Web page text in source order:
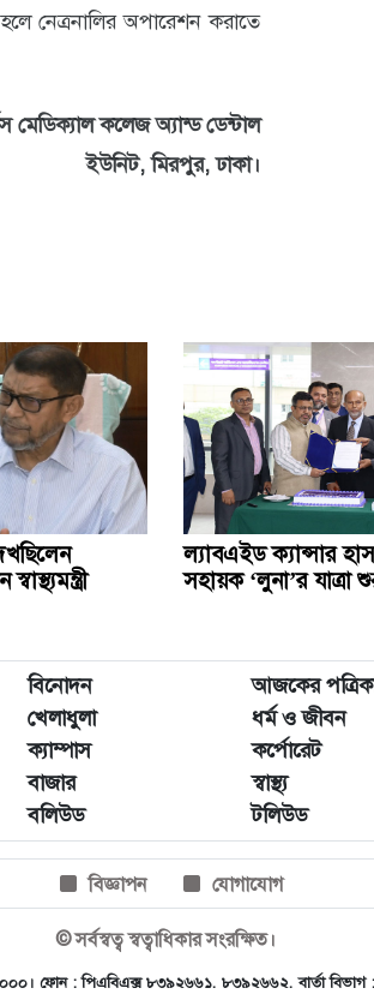
নেত্রনালির অপারেশন করাতে
মেডিক্যাল কলেজ অ্যান্ড ডেন্টাল
ইউনিট, মিরপুর, ঢাকা।
ল্যাবএইড ক্যান্সার
সহায়ক ‘লুনা’র যাত্রা
বিনোদন আজকের
খেলাধুলা ধর্ম ও জীবন
ক্যাম্পাস কর্পোরেট
বাজার স্বাস্থ্য
বলিউড টলিউড
বিজ্ঞাপন যোগাযোগ
© সর্বস্বত্ব স্বত্বাধিকার সংরক্ষিত।
১০০০। ফোন : পিএবিএক্স ৮৩৯২৬৬১, ৮৩৯২৬৬২, বার্তা